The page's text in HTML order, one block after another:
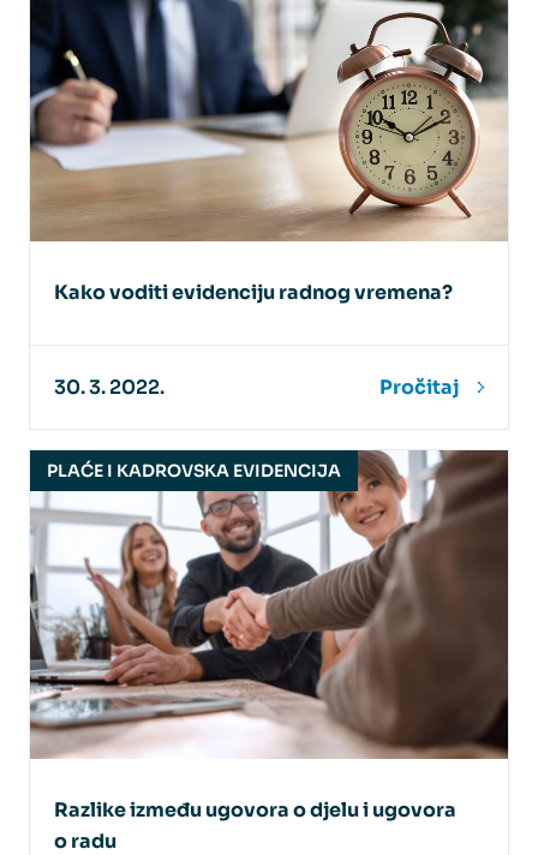
Kako voditi evidenciju radnog vremena?
30. 3. 2022. Pročitaj
PLAĆE I KADROVSKA EVIDENCIJA
Razlike između ugovora o djelu i ugovora
o radu